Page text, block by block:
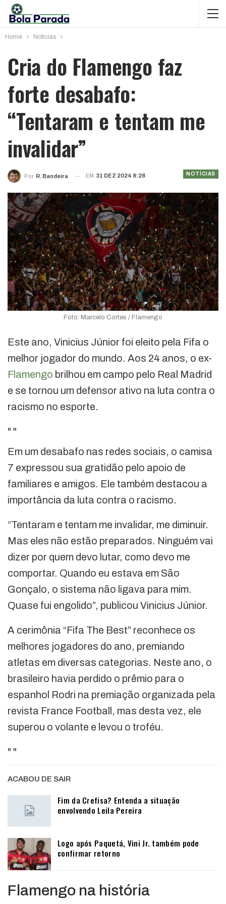
Home Notícias
Cria do Flamengo faz
forte desabafo:
“Tentaram e tentam me
invalidar”
NOTÍCIAS
Por R. Bandeira EM 31 DEZ 2024 8:28
Foto: Marcelo Cortes / Flamengo
Este ano, Vinicius Júnior foi eleito pela Fifa o
melhor jogador do mundo. Aos 24 anos, o ex-
Flamengo brilhou em campo pelo Real Madrid
e se tornou um defensor ativo na luta contra o
racismo no esporte.
" "
Em um desabafo nas redes sociais, o camisa
7 expressou sua gratidão pelo apoio de
familiares e amigos. Ele também destacou a
importância da luta contra o racismo.
“Tentaram e tentam me invalidar, me diminuir.
Mas eles não estão preparados. Ninguém vai
dizer por quem devo lutar, como devo me
comportar. Quando eu estava em São
Gonçalo, o sistema não ligava para mim.
Quase fui engolido”, publicou Vinicius Júnior.
A cerimônia “Fifa The Best” reconhece os
melhores jogadores do ano, premiando
atletas em diversas categorias. Neste ano, o
brasileiro havia perdido o prêmio para o
espanhol Rodri na premiação organizada pela
revista France Football, mas desta vez, ele
superou o volante e levou o troféu.
" "
ACABOU DE SAIR
Fim da Crefisa? Entenda a situação
envolvendo Leila Pereira
Logo após Paquetá, Vini Jr. também pode
confirmar retorno
Flamengo na história